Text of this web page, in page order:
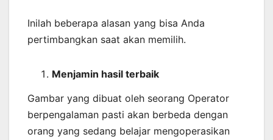
Inilah beberapa alasan yang bisa Anda
pertimbangkan saat akan memilih.
Menjamin hasil terbaik
Gambar yang dibuat oleh seorang Operator
berpengalaman pasti akan berbeda dengan
orang yang sedang belajar mengoperasikan